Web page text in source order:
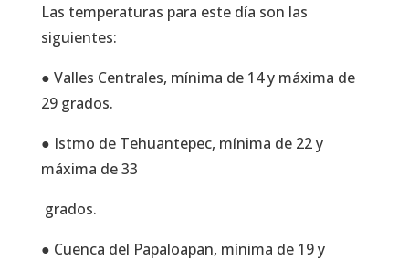
Las temperaturas para este día son las
siguientes:
● Valles Centrales, mínima de 14 y máxima de
29 grados.
● Istmo de Tehuantepec, mínima de 22 y
máxima de 33
grados.
● Cuenca del Papaloapan, mínima de 19 y